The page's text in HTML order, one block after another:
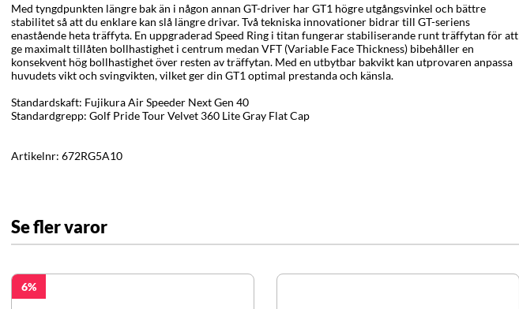
Med tyngdpunkten längre bak än i någon annan GT-driver har GT1 högre utgångsvinkel och bättre
stabilitet så att du enklare kan slå längre drivar. Två tekniska innovationer bidrar till GT-seriens
enastående heta träffyta. En uppgraderad Speed Ring i titan fungerar stabiliserande runt träffytan för att
ge maximalt tillåten bollhastighet i centrum medan VFT (Variable Face Thickness) bibehåller en
konsekvent hög bollhastighet över resten av träffytan. Med en utbytbar bakvikt kan utprovaren anpassa
huvudets vikt och svingvikten, vilket ger din GT1 optimal prestanda och känsla.
Standardskaft: Fujikura Air Speeder Next Gen 40
Standardgrepp: Golf Pride Tour Velvet 360 Lite Gray Flat Cap
Artikelnr: 672RG5A10
Se fler varor
6